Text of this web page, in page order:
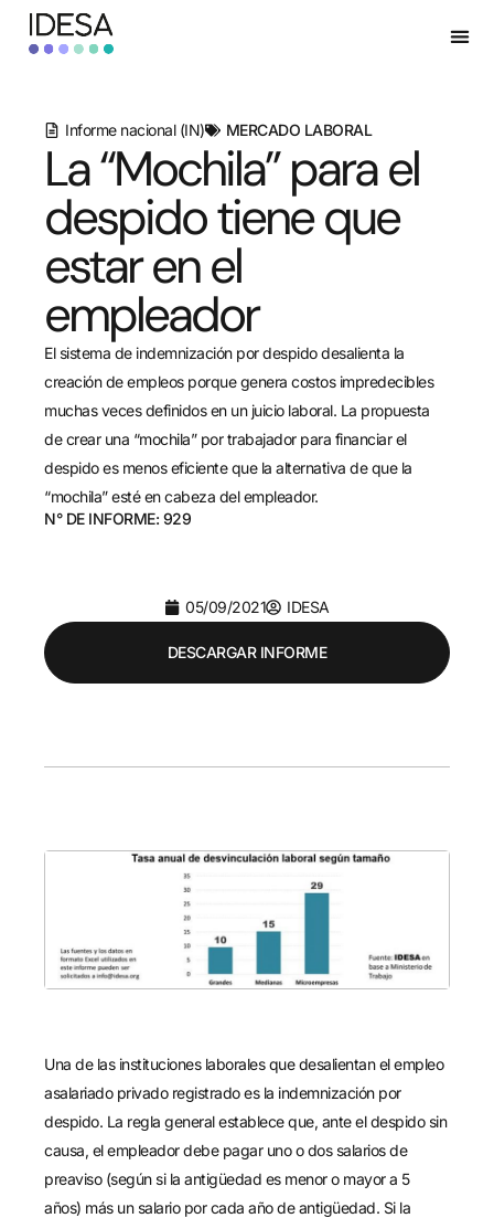
Informe nacional (IN) MERCADO LABORAL
La “Mochila” para el
despido tiene que
estar en el
empleador
El sistema de indemnización por despido desalienta la
creación de empleos porque genera costos impredecibles
muchas veces definidos en un juicio laboral. La propuesta
de crear una “mochila” por trabajador para financiar el
despido es menos eficiente que la alternativa de que la
“mochila” esté en cabeza del empleador.
N° DE INFORME: 929
05/09/2021 IDESA
DESCARGAR INFORME
Una de las instituciones laborales que desalientan el empleo
asalariado privado registrado es la indemnización por
despido. La regla general establece que, ante el despido sin
causa, el empleador debe pagar uno o dos salarios de
preaviso (según si la antigüedad es menor o mayor a 5
años) más un salario por cada año de antigüedad. Si la